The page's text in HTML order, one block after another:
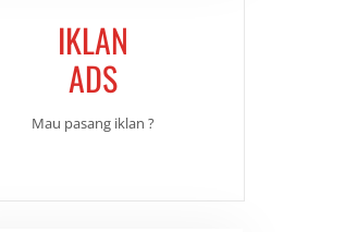
IKLAN
ADS
Mau pasang iklan ?